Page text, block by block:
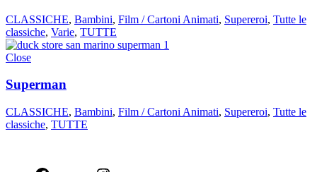
CLASSICHE, Bambini, Film / Cartoni Animati, Supereroi, Tutte le
classiche, Varie, TUTTE
Close
Superman
CLASSICHE, Bambini, Film / Cartoni Animati, Supereroi, Tutte le
classiche, TUTTE